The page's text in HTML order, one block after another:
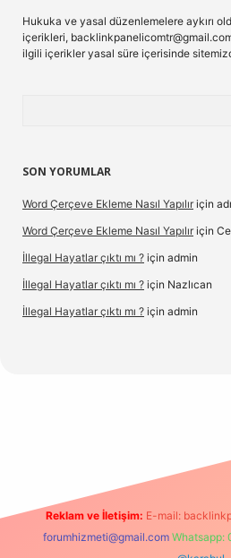
Hukuka ve yasal düzenlemelere aykırı
içerikleri,
ilgili içerikler yasal süre içerisinde
SON YORUMLAR
Word Çerçeve Ekleme Nasıl Yapılır için
Word Çerçeve Ekleme Nasıl Yapılır için
İllegal Hayatlar çıktı mı ? için admin
İllegal Hayatlar çıktı mı ? için Nazlıcan
İllegal Hayatlar çıktı mı ? için admin
Reklam ve İletişim: E-mail:
forumhizmeti@gmail.com Whatsapp: